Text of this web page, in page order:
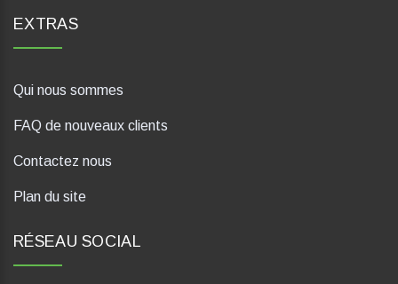
EXTRAS
Qui nous sommes
FAQ de nouveaux clients
Contactez nous
Plan du site
RÉSEAU SOCIAL